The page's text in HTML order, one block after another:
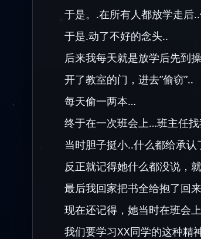
于是。.在所有人都放学走后
于是.动了不好的念头..
后来我每天就是放学后先到
开了教室的门，进去”偷窃”..
每天偷一两本…
终于在一次班会上…班主任
当时胆子挺小..什么都给承认
反正就记得她什么都没说，
最后我回家把书全给抱了回
现在还记得，她当时在班会
我们要学习XX同学的这种精